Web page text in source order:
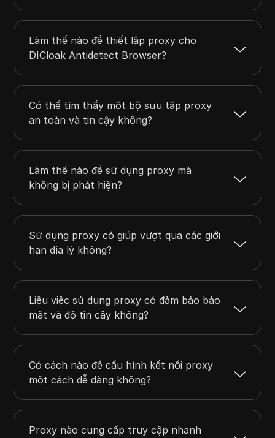
Làm thế nào để thiết lập proxy cho
DICloak Antidetect Browser?
Có thể tìm thấy một bộ sưu tập proxy
an toàn và tin cậy không?
Làm thế nào để sử dụng proxy mà
không bị phát hiện?
Sử dụng proxy có giúp vượt qua các giới
hạn địa lý không?
Liệu việc sử dụng proxy có đảm bảo bảo
mật và độ tin cậy không?
Có cách nào để cấu hình kết nối proxy
một cách dễ dàng không?
Proxy nào cung cấp truy cập nhanh